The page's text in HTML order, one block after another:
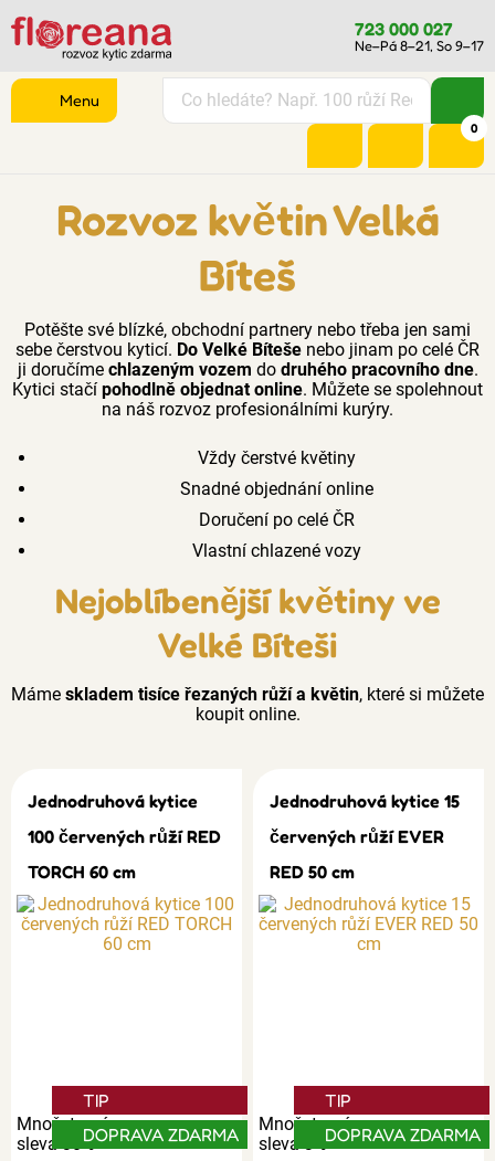
723 000 027
Ne–Pá 8–21, So 9–17
0
Menu
Rozvoz květin Velká
Bíteš
Potěšte své blízké, obchodní partnery nebo třeba jen sami
sebe čerstvou kyticí. Do Velké Bíteše nebo jinam po celé ČR
ji doručíme chlazeným vozem do druhého pracovního dne.
Kytici stačí pohodlně objednat online. Můžete se spolehnout
na náš rozvoz profesionálními kurýry.
Vždy čerstvé květiny
Snadné objednání online
Doručení po celé ČR
Vlastní chlazené vozy
Nejoblíbenější květiny ve
Velké Bíteši
Máme skladem tisíce řezaných růží a květin, které si můžete
koupit online.
Jednodruhová kytice
100 červených růží RED
TORCH 60 cm
Množstevní
sleva 30%
TIP
DOPRAVA ZDARMA
Jednodruhová kytice 15
červených růží EVER
RED 50 cm
Množstevní
sleva 3%
TIP
DOPRAVA ZDARMA